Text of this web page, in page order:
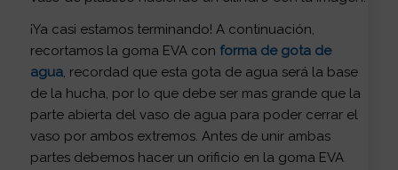
¡Ya casi estamos terminando! A continuación,
recortamos la goma EVA con forma de gota de
agua, recordad que esta gota de agua será la base
de la hucha, por lo que debe ser mas grande que la
parte abierta del vaso de agua para poder cerrar el
vaso por ambos extremos. Antes de unir ambas
partes debemos hacer un orificio en la goma EVA